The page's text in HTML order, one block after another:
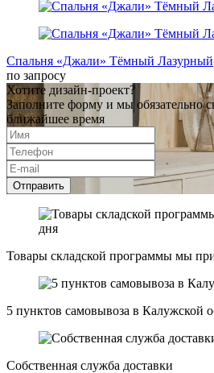
Спальня «Джали» Тёмный Лазурный
по запросу
Хотите дизайн-проект?
Заполните форму и мы обязательно
ближайшее время
Отправить
Товары складской программы мы
5 пунктов самовывоза в Калужской
Собственная служба доставки